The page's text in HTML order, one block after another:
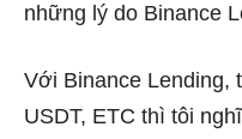
những lý do Binance
Với Binance Lending,
USDT, ETC thì tôi